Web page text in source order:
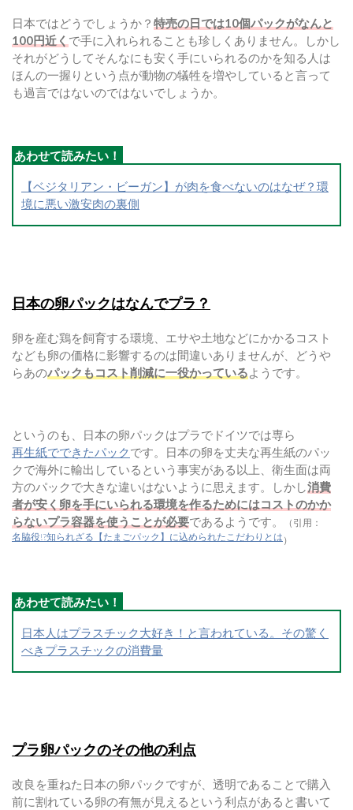
日本ではどうでしょうか？ 特売の日では10個パックがなんと
100円近く で手に入れられることも珍しくありません。しかし
それがどうしてそんなにも安く手にいられるのかを知る人は
ほんの一握りという点が動物の犠牲を増やしていると言って
も過言ではないのではないでしょうか。
【ベジタリアン・ビーガン】が肉を食べないのはなぜ？環
境に悪い激安肉の裏側
日本の卵パックはなんでプラ？
卵を産む鶏を飼育する環境、エサや土地などにかかるコスト
なども卵の価格に影響するのは間違いありませんが、どうや
らあのパックもコスト削減に一役かっているようです。
というのも、日本の卵パックはプラでドイツでは専ら
再生紙でできたパックです。日本の卵を丈夫な再生紙のパッ
クで海外に輸出しているという事実がある以上、衛生面は両
方のパックで大きな違いはないように思えます。しかし消費
者が安く卵を手にいられる環境を作るためにはコストのかか
らないプラ容器を使うことが必要であるようです。
（引用：
名脇役!?知られざる【たまごパック】に込められたこだわりとは ）
日本人はプラスチック大好き！と言われている。その驚く
べきプラスチックの消費量
プラ卵パックのその他の利点
改良を重ねた日本の卵パックですが、透明であることで購入
前に割れている卵の有無が見えるという利点があると書いて